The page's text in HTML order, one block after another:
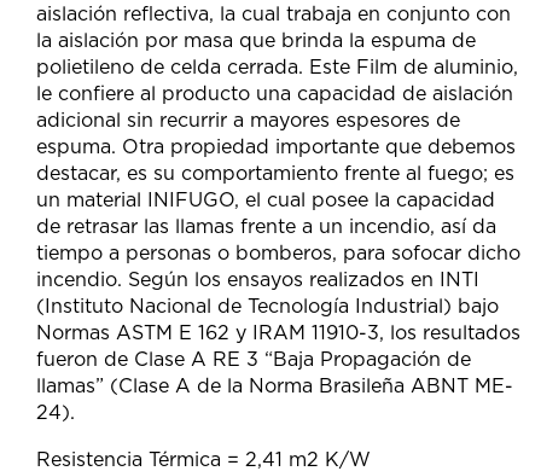
aislación reflectiva, la cual trabaja en conjunto con
la aislación por masa que brinda la espuma de
polietileno de celda cerrada. Este Film de aluminio,
le confiere al producto una capacidad de aislación
adicional sin recurrir a mayores espesores de
espuma. Otra propiedad importante que debemos
destacar, es su comportamiento frente al fuego; es
un material INIFUGO, el cual posee la capacidad
de retrasar las llamas frente a un incendio, así da
tiempo a personas o bomberos, para sofocar dicho
incendio. Según los ensayos realizados en INTI
(Instituto Nacional de Tecnología Industrial) bajo
Normas ASTM E 162 y IRAM 11910-3, los resultados
fueron de Clase A RE 3 “Baja Propagación de
llamas” (Clase A de la Norma Brasileña ABNT ME-
24).
Resistencia Térmica = 2,41 m2 K/W